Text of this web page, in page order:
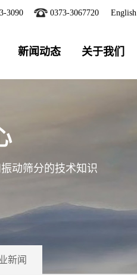
3090 0373-3067720 English
新闻动态 关于我们
动筛分的技术知识
新闻